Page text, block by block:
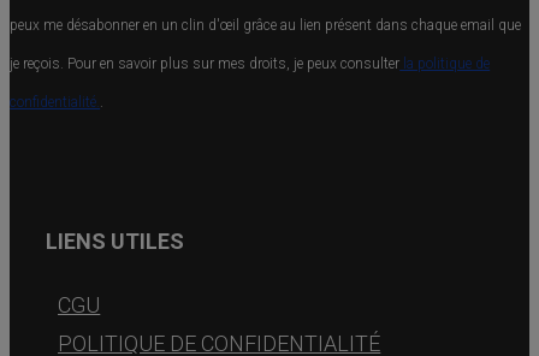
peux me désabonner en un clin d'œil grâce au lien présent dans chaque email que
je reçois. Pour en savoir plus sur mes droits, je peux consulter la politique de
confidentialité..
LIENS UTILES
CGU
POLITIQUE DE CONFIDENTIALITÉ